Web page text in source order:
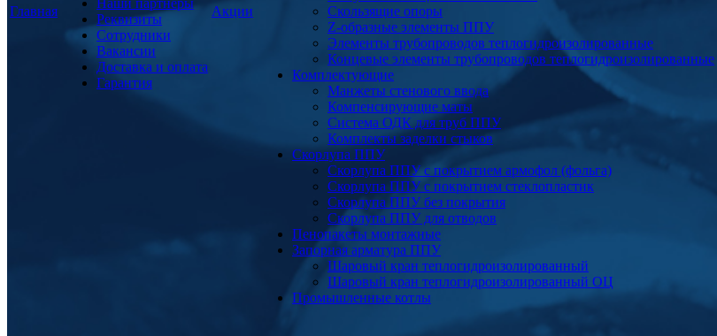
Главная
Наши партнеры
Реквизиты
Сотрудники
Вакансии
Доставка и оплата
Гарантия
Акции
Скользящие опоры
Z-образные элементы ППУ
Элементы трубопроводов теплогидроизолированные
Концевые элементы трубопроводов теплогидроизолированные
Комплектующие
Манжеты стенового ввода
Компенсирующие маты
Система ОДК для труб ППУ
Комплекты заделки стыков
Скорлупа ППУ
Скорлупа ППУ с покрытием армофол (фольга)
Скорлупа ППУ с покрытием стеклопластик
Скорлупа ППУ без покрытия
Скорлупа ППУ для отводов
Пенопакеты монтажные
Запорная арматура ППУ
Шаровый кран теплогидроизолированный
Шаровый кран теплогидроизолированный ОЦ
Промышленные котлы